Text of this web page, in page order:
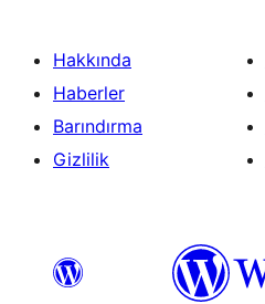
Hakkında
Haberler
Barındırma
Gizlilik